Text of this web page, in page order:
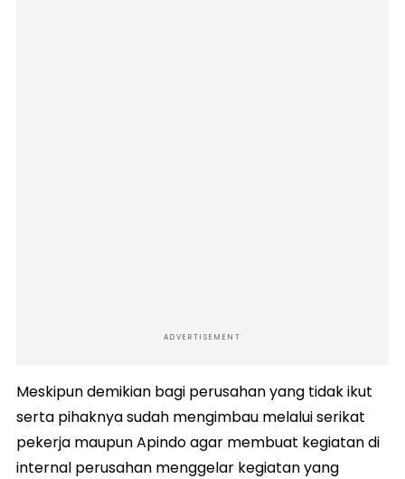
ADVERTISEMENT
Meskipun demikian bagi perusahan yang tidak ikut
serta pihaknya sudah mengimbau melalui serikat
pekerja maupun Apindo agar membuat kegiatan di
internal perusahan menggelar kegiatan yang